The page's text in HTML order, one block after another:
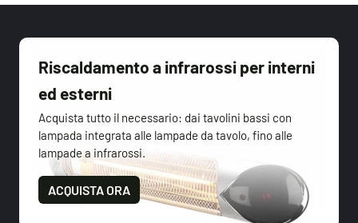
Riscaldamento a infrarossi per interni
ed esterni
Acquista tutto il necessario: dai tavolini bassi con
lampada integrata alle lampade da tavolo, fino alle
lampade a infrarossi.
ACQUISTA ORA